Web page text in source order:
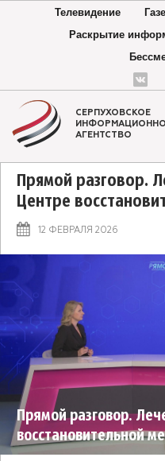
Телевидение
Раскрытие
СЕРПУХОВСКОЕ
АГЕНТСТВО
Прямой разговор.
Центре
12 ФЕВРАЛЯ 2026
Прямой разговор.
восстановительной